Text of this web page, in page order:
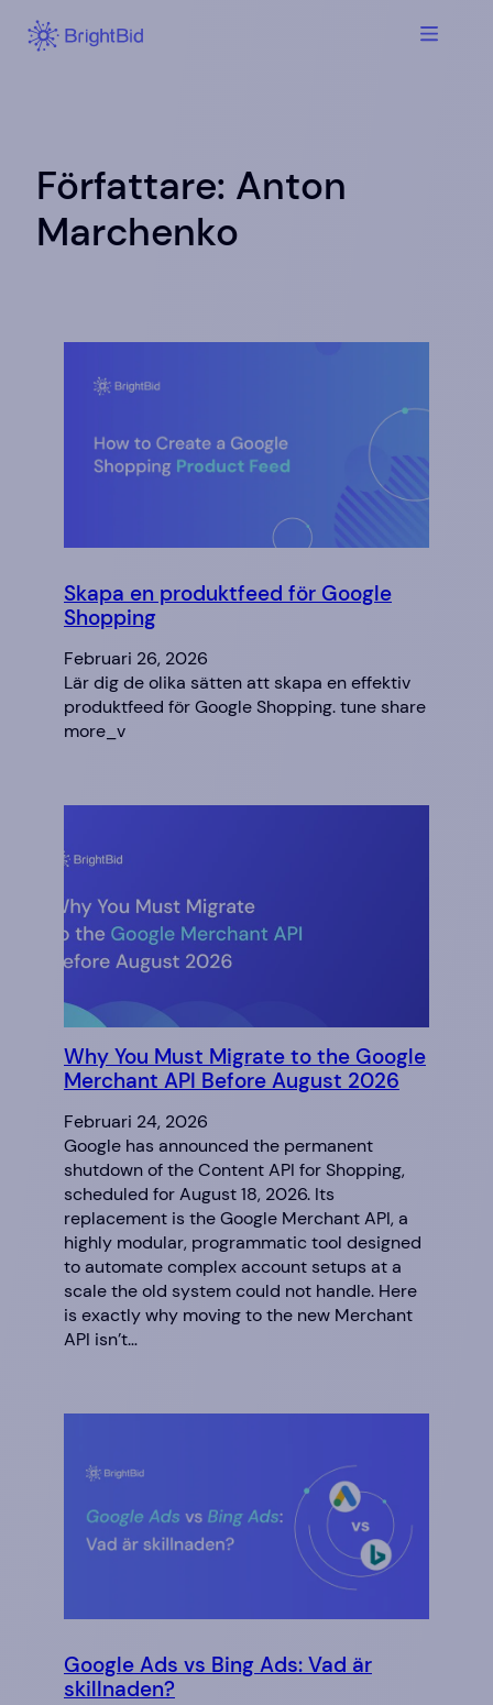
Hoppa
Författare: Anton
Marchenko
Skapa en produktfeed för Google
Shopping
Februari 26, 2026
Lär dig de olika sätten att skapa en effektiv
produktfeed för Google Shopping. tune share
more_v
Why You Must Migrate to the Google
Merchant API Before August 2026
Februari 24, 2026
Google has announced the permanent
shutdown of the Content API for Shopping,
scheduled for August 18, 2026. Its
replacement is the Google Merchant API, a
highly modular, programmatic tool designed
to automate complex account setups at a
scale the old system could not handle. Here
is exactly why moving to the new Merchant
API isn’t…
Google Ads vs Bing Ads: Vad är
skillnaden?